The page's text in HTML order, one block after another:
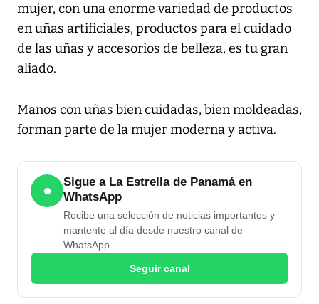
mujer, con una enorme variedad de productos
en uñas artificiales, productos para el cuidado
de las uñas y accesorios de belleza, es tu gran
aliado.
Manos con uñas bien cuidadas, bien moldeadas,
forman parte de la mujer moderna y activa.
●
Sigue a La Estrella de Panamá en
WhatsApp
Recibe una selección de noticias importantes y
mantente al día desde nuestro canal de
WhatsApp.
Seguir canal